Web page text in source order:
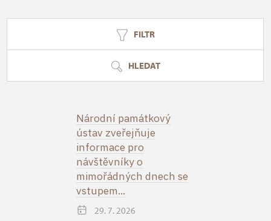
FILTR
HLEDAT
Národní památkový
ústav zveřejňuje
informace pro
návštěvníky o
mimořádných dnech se
vstupem...
29. 7. 2026